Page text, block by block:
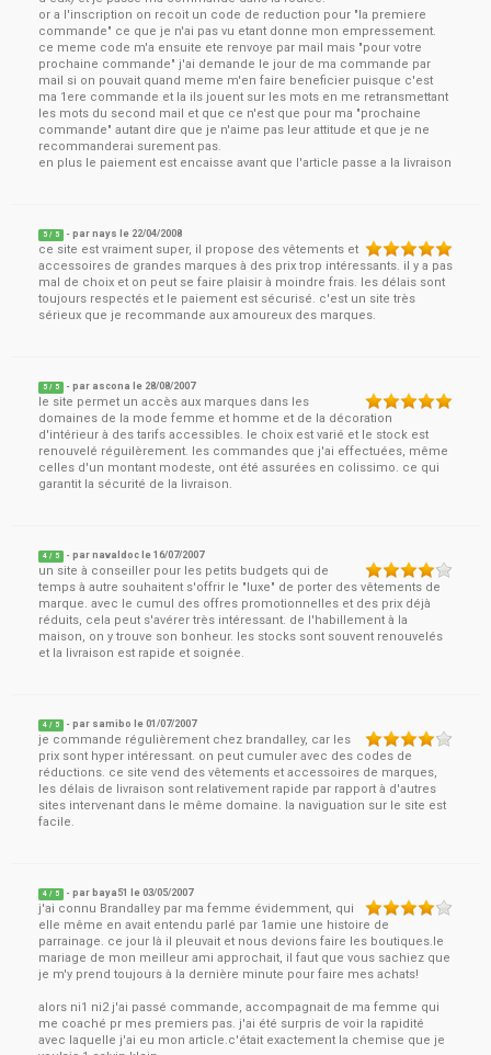
or a l'inscription on recoit un code de reduction pour "la premiere
commande" ce que je n'ai pas vu etant donne mon empressement.
ce meme code m'a ensuite ete renvoye par mail mais "pour votre
prochaine commande" j'ai demande le jour de ma commande par
mail si on pouvait quand meme m'en faire beneficier puisque c'est
ma 1ere commande et la ils jouent sur les mots en me retransmettant
les mots du second mail et que ce n'est que pour ma "prochaine
commande" autant dire que je n'aime pas leur attitude et que je ne
recommanderai surement pas.
en plus le paiement est encaisse avant que l'article passe a la livraison
5 / 5 - parnays le 22/04/2008
ce site est vraiment super, il propose des vêtements et
accessoires de grandes marques à des prix trop intéressants. il y a pas
mal de choix et on peut se faire plaisir à moindre frais. les délais sont
toujours respectés et le paiement est sécurisé. c'est un site très
sérieux que je recommande aux amoureux des marques.
5 / 5 - par ascona le 28/08/2007
le site permet un accès aux marques dans les
domaines de la mode femme et homme et de la décoration
d'intérieur à des tarifs accessibles. le choix est varié et le stock est
renouvelé réguilèrement. les commandes que j'ai effectuées, même
celles d'un montant modeste, ont été assurées en colissimo. ce qui
garantit la sécurité de la livraison.
4 / 5 - parnavaldoc le16/07/2007
un site à conseiller pour les petits budgets qui de
temps à autre souhaitent s'offrir le "luxe" de porter des vêtements de
marque. avec le cumul des offres promotionnelles et des prix déjà
réduits, cela peut s'avérer très intéressant. de l'habillement à la
maison, on y trouve son bonheur. les stocks sont souvent renouvelés
et la livraison est rapide et soignée.
4 / 5 - par samibo le01/07/2007
je commande régulièrement chez brandalley, car les
prix sont hyper intéressant. on peut cumuler avec des codes de
réductions. ce site vend des vêtements et accessoires de marques,
les délais de livraison sont relativement rapide par rapport à d'autres
sites intervenant dans le même domaine. la naviguation sur le site est
facile.
4 / 5 - par baya51 le03/05/2007
j'ai connu Brandalley par ma femme évidemment, qui
elle même en avait entendu parlé par 1amie une histoire de
parrainage. ce jour là il pleuvait et nous devions faire les boutiques.le
mariage de mon meilleur ami approchait, il faut que vous sachiez que
je m'y prend toujours à la dernière minute pour faire mes achats!
alors ni1 ni2 j'ai passé commande, accompagnait de ma femme qui
me coaché pr mes premiers pas. j'ai été surpris de voir la rapidité
avec laquelle j'ai eu mon article.c'était exactement la chemise que je